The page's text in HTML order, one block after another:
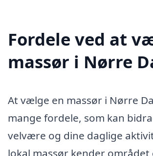
Fordele ved at
massør i Nørre
At vælge en massør i Nørre
mange fordele, som kan
velvære og dine daglige
lokal massør kender